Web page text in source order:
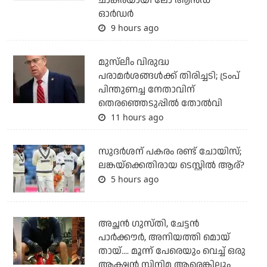
ഓര്‍ഡര്‍
9 hours ago
മുസ്‌ലീം വിരുദ്ധ
പരാമര്‍ശങ്ങള്‍ക്ക് തിരിച്ചടി; ട്രംപ്
പിന്തുണച്ച നേതാവിന്
തെരഞ്ഞെടുപ്പില്‍ തോല്‍വി
11 hours ago
സുദര്‍ശന് പകരം രണ്ട് ചോയിസ്;
ലങ്കയ്‌ക്കെതിരായ ടെസ്റ്റില്‍ ആര്?
5 hours ago
അച്ഛന്‍ ഗുസ്തി, ചേട്ടന്‍
പാര്‍ക്കൗര്‍, അനിയത്തി മൊയ്
തായ്.... മൂന്ന് പേരെയും വെച്ച് ഒരു